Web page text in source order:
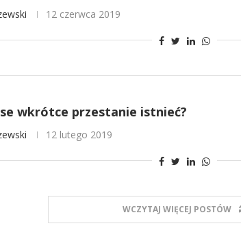
12 czerwca 2019
wkrótce przestanie istnieć?
12 lutego 2019
WCZYTAJ WIĘCEJ POSTÓW